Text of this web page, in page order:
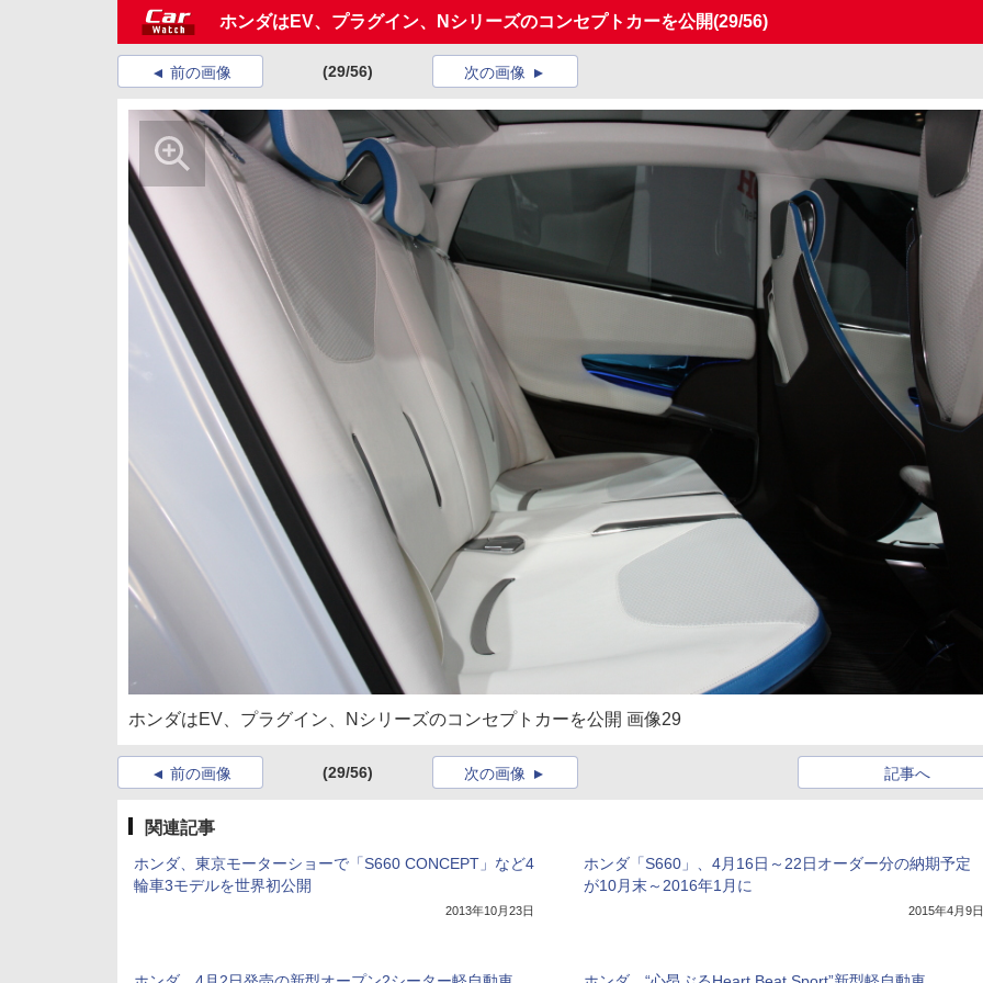
ホンダはEV、プラグイン、Nシリーズのコンセプトカーを公開(29/56)
前の画像 (29/56) 次の画像
ホンダはEV、プラグイン、Nシリーズのコンセプトカーを公開 画像29
前の画像 (29/56) 記事へ
次の画像
関連記事
ホンダ、東京モーターショーで「S660 CONCEPT」など4
輪車3モデルを世界初公開
2013年10月23日
ホンダ「S660」、4月16日～22日オーダー分の納期予定
が10月末～2016年1月に
2015年4月9日